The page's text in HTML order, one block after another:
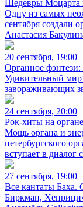
Шедевры Моцарта
Одну из самых
сентября создали
Анастасия
20 сентября, 19:00
Органное фэнтези:
Удивительный мир
завораживающих
24 сентября, 20:00
Рок-хиты на
Мощь органа и
петербургского
вступает в диалог
27 сентября, 19:00
Все кантаты Баха.
Биркман,